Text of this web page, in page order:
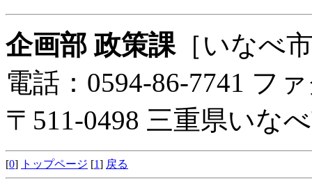
企画部 政策課［いなべ
電話：0594-86-7741 フ
〒511-0498 三重県いな
[0] トップページ [1] 戻る